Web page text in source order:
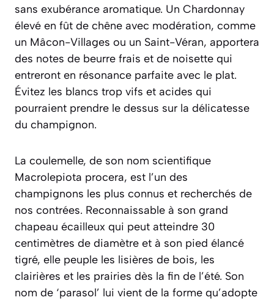
sans exubérance aromatique. Un Chardonnay
élevé en fût de chêne avec modération, comme
un Mâcon-Villages ou un Saint-Véran, apportera
des notes de beurre frais et de noisette qui
entreront en résonance parfaite avec le plat.
Évitez les blancs trop vifs et acides qui
pourraient prendre le dessus sur la délicatesse
du champignon.
La coulemelle, de son nom scientifique
Macrolepiota procera, est l’un des
champignons les plus connus et recherchés de
nos contrées. Reconnaissable à son grand
chapeau écailleux qui peut atteindre 30
centimètres de diamètre et à son pied élancé
tigré, elle peuple les lisières de bois, les
clairières et les prairies dès la fin de l’été. Son
nom de ‘parasol’ lui vient de la forme qu’adopte